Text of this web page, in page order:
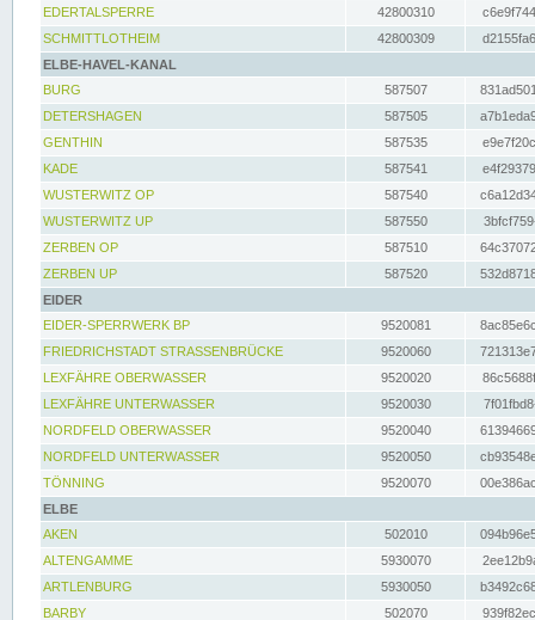
EDERTALSPERRE
42800310
SCHMITTLOTHEIM
42800309
ELBE-HAVEL-KANAL
BURG
587507
DETERSHAGEN
587505
GENTHIN
587535
KADE
587541
WUSTERWITZ OP
587540
WUSTERWITZ UP
587550
ZERBEN OP
587510
ZERBEN UP
587520
EIDER
EIDER-SPERRWERK BP
9520081
FRIEDRICHSTADT STRASSENBRÜCKE
9520060
LEXFÄHRE OBERWASSER
9520020
LEXFÄHRE UNTERWASSER
9520030
NORDFELD OBERWASSER
9520040
NORDFELD UNTERWASSER
9520050
TÖNNING
9520070
ELBE
AKEN
502010
ALTENGAMME
5930070
ARTLENBURG
5930050
BARBY
502070